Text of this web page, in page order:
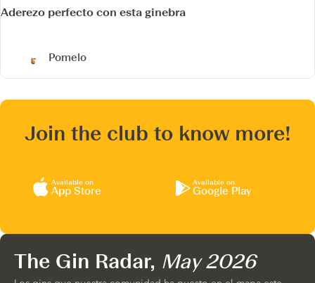
Aderezo perfecto con esta ginebra
Pomelo
Join the club to know more!
Available on
App Store
Available on
Google Play
The Gin Radar, May 2026